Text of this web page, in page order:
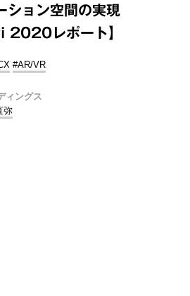
ション空間の実現
2020レポート】
#AR/VR
ィングス
弥